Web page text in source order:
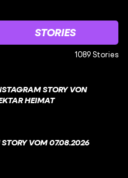
STORIES
1089 Stories
STORY VON
HEIMAT
VOM 07.08.2026